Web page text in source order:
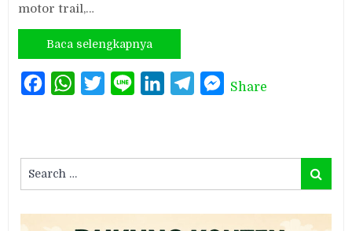
motor trail,…
Baca selengkapnya
FacebookWhatsAppTwitterLine LinkedInTelegramMessenger
Share
for:
Search